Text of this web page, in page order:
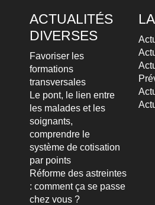
ACTUALITÉS
DIVERSES
Favoriser les
formations
transversales
Le pont, le lien entre
les malades et les
soignants,
comprendre le
système de cotisation
par points
Réforme des astreintes
: comment ça se passe
chez vous ?